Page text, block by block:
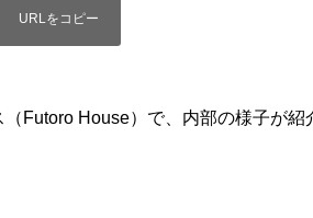
Futoro House）で、内部の様子が紹